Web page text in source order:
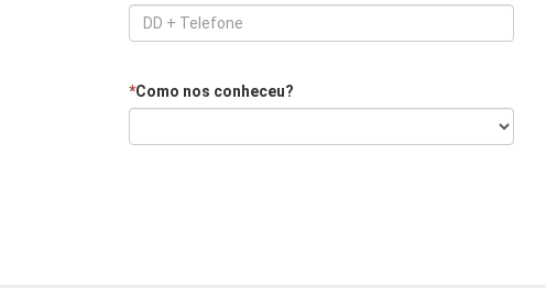
*Como nos conheceu?